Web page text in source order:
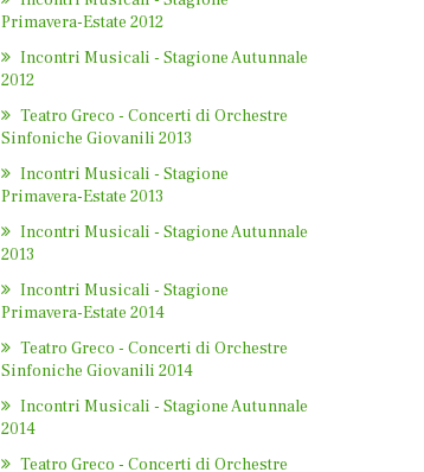
Primavera-Estate 2012
Incontri Musicali - Stagione Autunnale
2012
Teatro Greco - Concerti di Orchestre
Sinfoniche Giovanili 2013
Incontri Musicali - Stagione
Primavera-Estate 2013
Incontri Musicali - Stagione Autunnale
2013
Incontri Musicali - Stagione
Primavera-Estate 2014
Teatro Greco - Concerti di Orchestre
Sinfoniche Giovanili 2014
Incontri Musicali - Stagione Autunnale
2014
Teatro Greco - Concerti di Orchestre